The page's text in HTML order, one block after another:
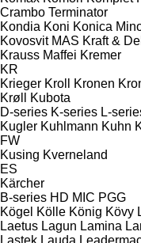
Crambo Terminator
Kondia Koni Konica
Kovosvit MAS Kraft &
Krauss Maffei Kremer
KR
Krieger Kroll Kronen
Krøll
Kubota
D-series K-series L-
Kugler Kuhlmann Kuhn
FW
Kusing Kverneland
ES
Kärcher
B-series HD MIC PGG
Kögel Kölle König Kövy
Laetus Lagun Lamina
Lastek Lauda